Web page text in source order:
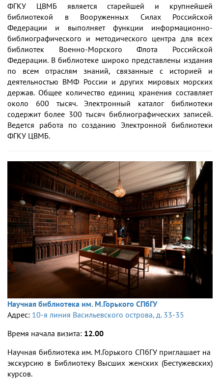
ФГКУ ЦВМБ является старейшей и крупнейшей
библиотекой в Вооруженных Силах Российской
Федерации и выполняет функции информационно-
библиографического и методического центра для всех
библиотек Военно-Морского Флота Российской
Федерации. В библиотеке широко представлены издания
по всем отраслям знаний, связанные с историей и
деятельностью ВМФ России и других мировых морских
держав. Общее количество единиц хранения составляет
около 600 тысяч. Электронный каталог библиотеки
содержит более 300 тысяч библиографических записей.
Ведется работа по созданию Электронной библиотеки
ФГКУ ЦВМБ.
Научная библиотека им. М.Горького СПбГУ
Адрес: 10-я линия Васильевского острова, д. 33-35
Время начала визита: 12.00
Научная библиотека им. М.Горького СПбГУ приглашает на
экскурсию в Библиотеку Высших женских (Бестужевских)
курсов.